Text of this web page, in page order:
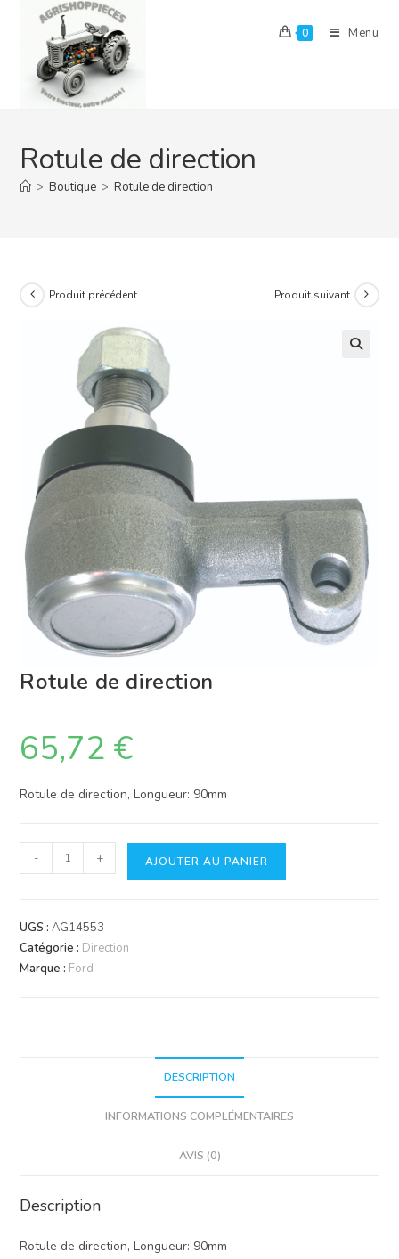
content
0 Menu
Rotule de direction
> Boutique > Rotule de direction
Produit précédent Produit suivant
Rotule de direction
65,72 €
Rotule de direction, Longueur: 90mm
quantité
de
de
direction
- + AJOUTER AU PANIER
UGS :AG14553
Catégorie : Direction
Marque : Ford
DESCRIPTION
INFORMATIONS COMPLÉMENTAIRES
AVIS (0)
Description
Rotule de direction, Longueur: 90mm